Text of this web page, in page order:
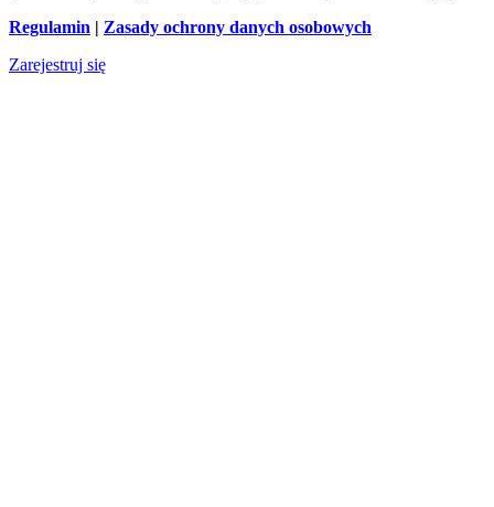
Regulamin | Zasady ochrony danych osobowych
Zarejestruj się